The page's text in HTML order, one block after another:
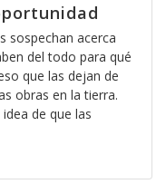
sospechan acerca
del todo para qué
que las dejan de
obras en la tierra.
de que las